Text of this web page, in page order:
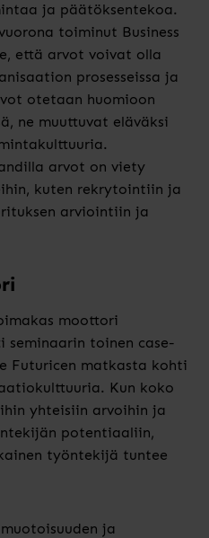
ja päätöksentekoa.
toiminut Business
että arvot voivat olla
prosesseissa ja
otetaan huomioon
ne muuttuvat eläväksi
arvot on viety
kuten rekrytointiin ja
arviointiin ja
moottori
seminaarin toinen case-
Futuricen matkasta kohti
Kun koko
yhteisiin arvoihin ja
potentiaaliin,
työntekijä tuntee
ja